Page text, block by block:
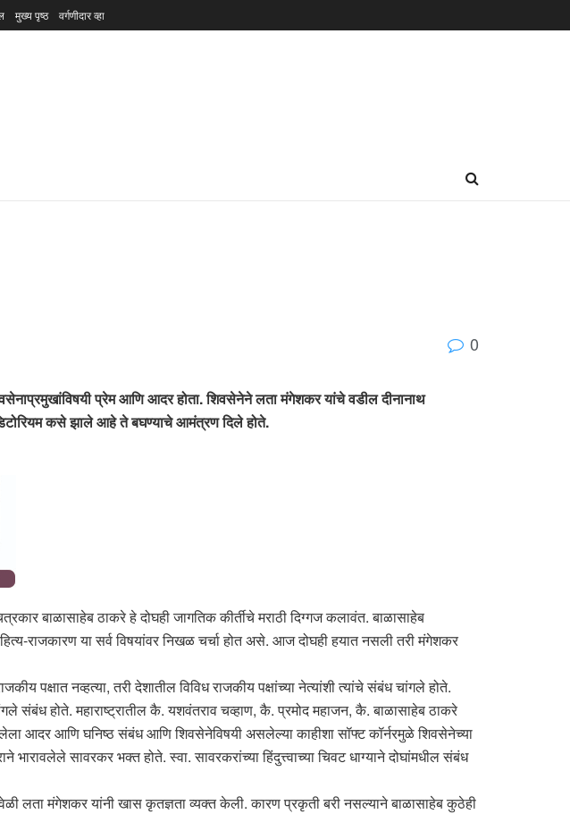
मुख्य पृष्ठ वर्गणीदार व्हा
0
प्रेम आणि आदर होता. शिवसेनेने लता मंगेशकर यांचे वडील दीनानाथ
कसे झाले आहे ते बघण्याचे आमंत्रण दिले होते.
बाळासाहेब ठाकरे हे दोघही जागतिक कीर्तीचे मराठी दिग्गज कलावंत. बाळासाहेब
राजकारण या सर्व विषयांवर निखळ चर्चा होत असे. आज दोघही हयात नसली तरी मंगेशकर
पक्षात नव्हत्या, तरी देशातील विविध राजकीय पक्षांच्या नेत्यांशी त्यांचे संबंध चांगले होते.
संबंध होते. महाराष्ट्रातील कै. यशवंतराव चव्हाण, कै. प्रमोद महाजन, कै. बाळासाहेब ठाकरे
आदर आणि घनिष्ठ संबंध आणि शिवसेनेविषयी असलेल्या काहीशा सॉफ्ट कॉर्नरमुळे शिवसेनेच्या
भारावलेले सावरकर भक्त होते. स्वा. सावरकरांच्या हिंदुत्त्वाच्या चिवट धाग्याने दोघांमधील संबंध
लता मंगेशकर यांनी खास कृतज्ञता व्यक्त केली. कारण प्रकृती बरी नसल्याने बाळासाहेब कुठेही